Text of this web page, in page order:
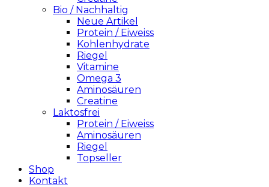
Bio / Nachhaltig
Neue Artikel
Protein / Eiweiss
Kohlenhydrate
Riegel
Vitamine
Omega 3
Aminosäuren
Creatine
Laktosfrei
Protein / Eiweiss
Aminosäuren
Riegel
Topseller
Shop
Kontakt